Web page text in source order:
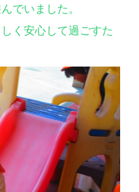
でいました。
く安心して過ごすた